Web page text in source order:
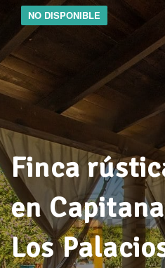
NO DISPONIBLE
Finca
en
Los